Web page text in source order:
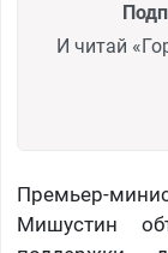
И читай
Премьер-
Мишустин